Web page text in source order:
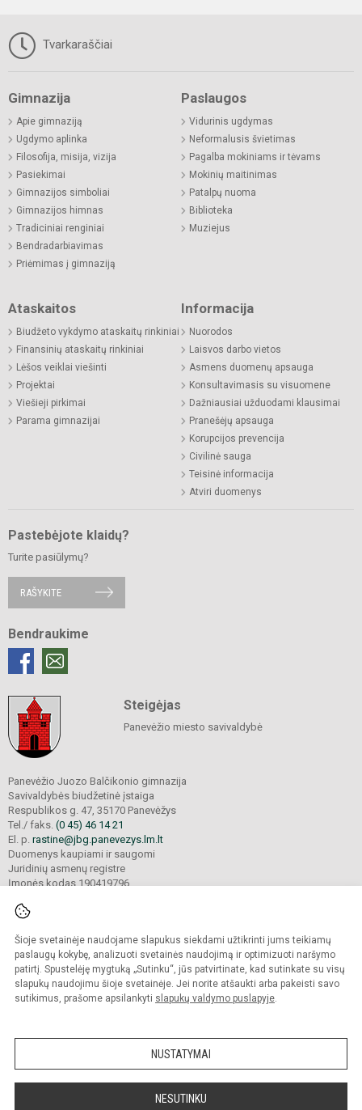
Šioje svetainėje naudojame slapukus siekdami užtikrinti jums teikiamų
paslaugų kokybę, analizuoti svetainės naudojimą ir optimizuoti naršymo
patirtį. Spustelėję mygtuką „Sutinku“, jūs patvirtinate, kad sutinkate su visų
slapukų naudojimu šioje svetainėje. Jei norite atšaukti arba pakeisti savo
sutikimus, prašome apsilankyti slapukų valdymo puslapyje.
NUSTATYMAI
NESUTINKU
Tvarkaraščiai
Gimnazija
Apie gimnaziją
Ugdymo aplinka
Filosofija, misija, vizija
Pasiekimai
Gimnazijos simboliai
Gimnazijos himnas
Tradiciniai renginiai
Bendradarbiavimas
Priėmimas į gimnaziją
Paslaugos
Vidurinis ugdymas
Neformalusis švietimas
Pagalba mokiniams ir tėvams
Mokinių maitinimas
Patalpų nuoma
Biblioteka
Muziejus
Ataskaitos
Biudžeto vykdymo ataskaitų rinkiniai
Finansinių ataskaitų rinkiniai
Lėšos veiklai viešinti
Projektai
Viešieji pirkimai
Parama gimnazijai
Informacija
Nuorodos
Laisvos darbo vietos
Asmens duomenų apsauga
Konsultavimasis su visuomene
Dažniausiai užduodami klausimai
Pranešėjų apsauga
Korupcijos prevencija
Civilinė sauga
Teisinė informacija
Atviri duomenys
Pastebėjote klaidų?
Turite pasiūlymų?
RAŠYKITE
Bendraukime
Steigėjas
Panevėžio miesto savivaldybė
Panevėžio Juozo Balčikonio gimnazija
Savivaldybės biudžetinė įstaiga
Respublikos g. 47, 35170 Panevėžys
Tel./ faks. (0 45) 46 14 21
El. p. rastine@jbg.panevezys.lm.lt
Duomenys kaupiami ir saugomi
Juridinių asmenų registre
Įmonės kodas 190419796
© 2026. Panevėžio Juozo Balčikonio gimnazija. Visos teisės saugomos.
Kopijuoti turinį be raštiško gimnazijos sutikimo griežtai draudžiama.
Prieinamumo paraiška Slapukų politika
Sumanus būdas atnaujinti